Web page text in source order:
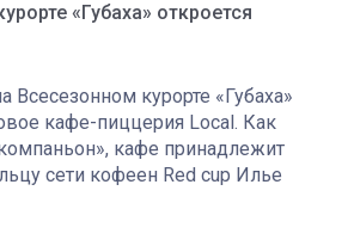
«Губаха» откроется
Всесезонном курорте «Губаха»
кафе-пиццерия Local. Как
кафе принадлежит
сети кофеен Red cup Илье